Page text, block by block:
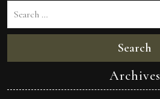
Search
Archives